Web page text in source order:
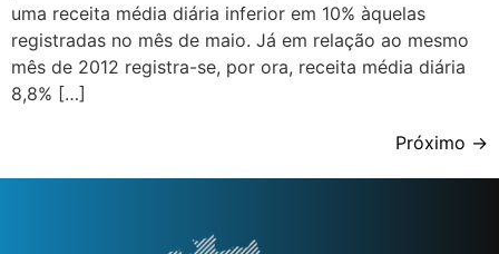
uma receita média diária inferior em 10% àquelas
registradas no mês de maio. Já em relação ao mesmo
mês de 2012 registra-se, por ora, receita média diária
8,8% […]
Próximo →